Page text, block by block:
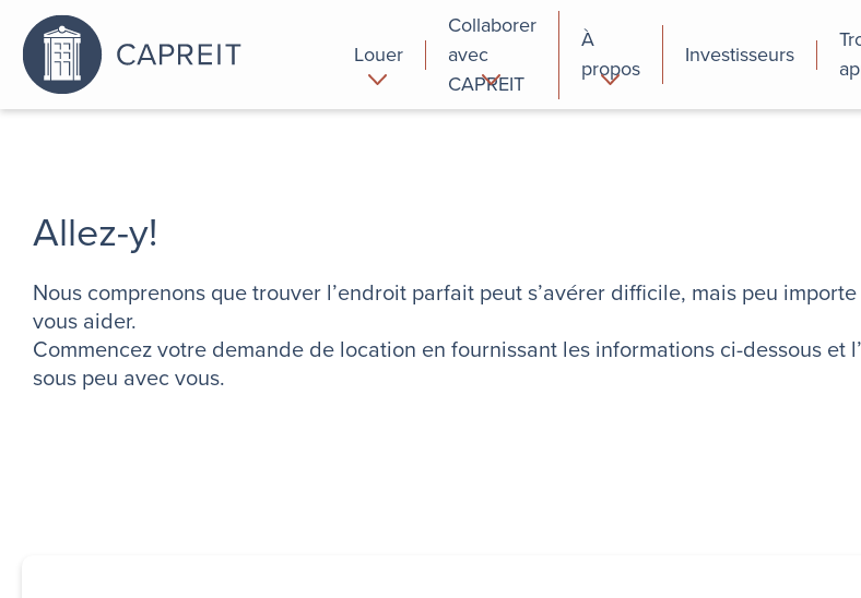
Louer
Collaborer
avec
CAPREIT
À
propos
Investisseurs
Allez-y!
Nous comprenons que trouver l’endroit parfait peut s’avérer difficile, mais peu
vous aider.
Commencez votre demande de location en fournissant les informations ci-dessous et
sous peu avec vous.